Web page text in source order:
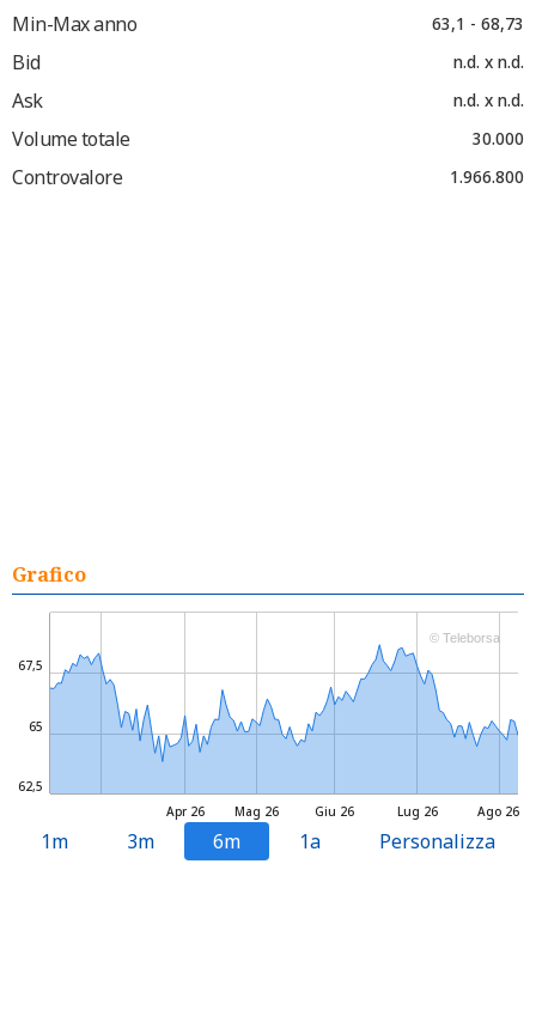
Min-Max anno 63,1 - 68,73
Bid n.d. x n.d.
Ask n.d. x n.d.
Volume totale 30.000
Controvalore 1.966.800
Grafico
Mag 26 Lug 26
Apr 26 Giu 26 Ago 26
62,5
65
67,5
© Teleborsa
1m 3m 6m 1a Personalizza